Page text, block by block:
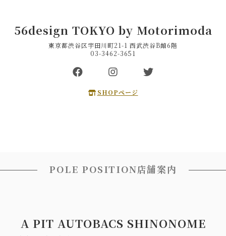
56design TOKYO by Motorimoda
東京都渋谷区宇田川町21-1 西武渋谷B館6階
03-3462-3651
SHOPページ
POLE POSITION店舗案内
A PIT AUTOBACS SHINONOME